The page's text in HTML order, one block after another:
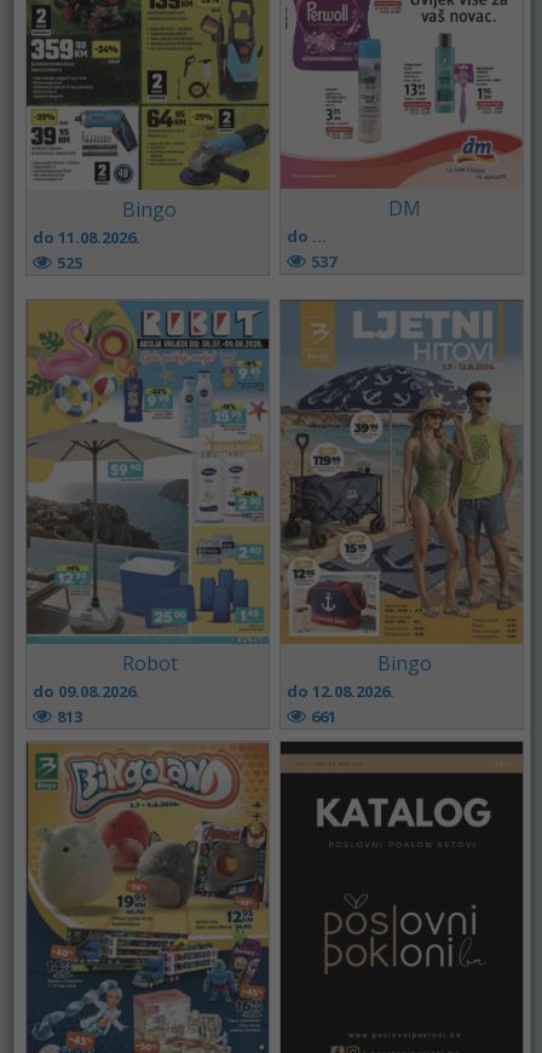
Bingo
do 11.08.2026.
525
DM
do ...
537
Robot
do 09.08.2026.
813
Bingo
do 12.08.2026.
661